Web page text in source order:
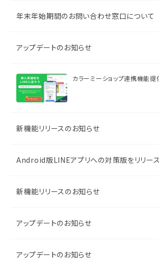
年末年始期間のお問い合わせ窓口について
アップデートのお知らせ
カラーミーショップ連携機能
新機能リリースのお知らせ
Android版LINEアプリへの対策版をリリース
新機能リリースのお知らせ
アップデートのお知らせ
アップデートのお知らせ